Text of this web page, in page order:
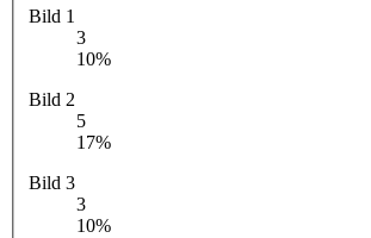
Bild 1
3
10%
Bild 2
5
17%
Bild 3
3
10%